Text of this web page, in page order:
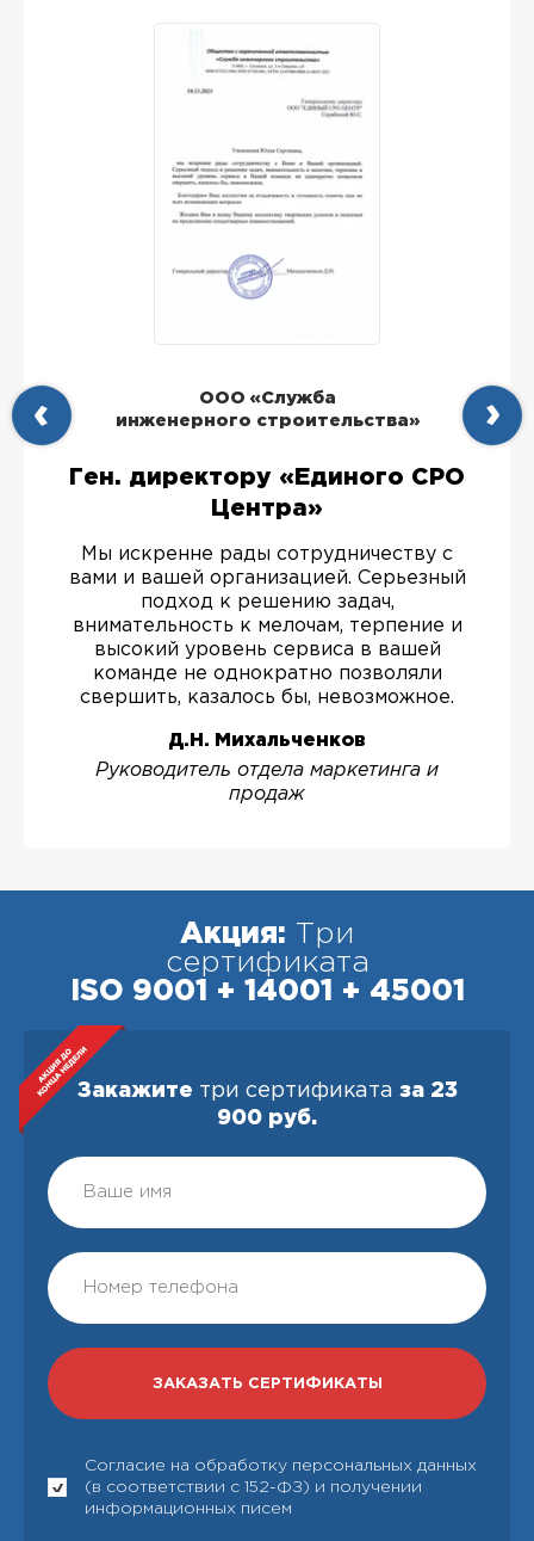
ООО «Служба
инженерного строительства»
Ген. директору «Единого СРО
Центра»
Мы искренне рады сотрудничеству с
вами и вашей организацией. Серьезный
подход к решению задач,
внимательность к мелочам, терпение и
высокий уровень сервиса в вашей
команде не однократно позволяли
свершить, казалось бы, невозможное.
Д.Н. Михальченков
Руководитель отдела маркетинга и
продаж
Акция: Три
сертификата
ISO 9001 + 14001 + 45001
Закажите три сертификата за 23
900 руб.
Согласие на обработку персональных данных
(в соответствии с 152-ФЗ) и получении
информационных писем